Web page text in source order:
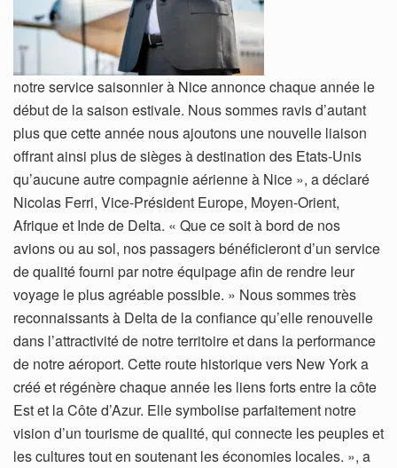
notre service saisonnier à Nice annonce chaque année le
début de la saison estivale. Nous sommes ravis d’autant
plus que cette année nous ajoutons une nouvelle liaison
offrant ainsi plus de sièges à destination des Etats-Unis
qu’aucune autre compagnie aérienne à Nice », a déclaré
Nicolas Ferri, Vice-Président Europe, Moyen-Orient,
Afrique et Inde de Delta. « Que ce soit à bord de nos
avions ou au sol, nos passagers bénéficieront d’un service
de qualité fourni par notre équipage afin de rendre leur
voyage le plus agréable possible. » Nous sommes très
reconnaissants à Delta de la confiance qu’elle renouvelle
dans l’attractivité de notre territoire et dans la performance
de notre aéroport. Cette route historique vers New York a
créé et régénère chaque année les liens forts entre la côte
Est et la Côte d’Azur. Elle symbolise parfaitement notre
vision d’un tourisme de qualité, qui connecte les peuples et
les cultures tout en soutenant les économies locales. », a